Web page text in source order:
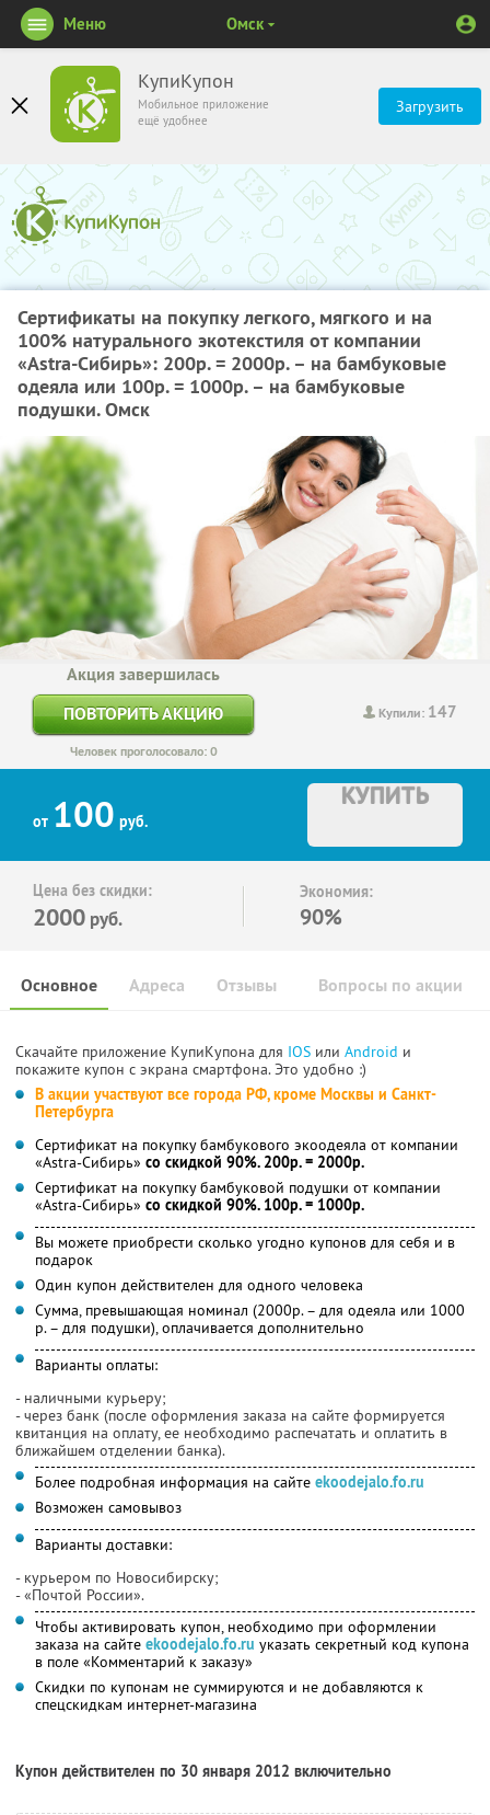
КупиКупон
Мобильное приложение
ещё удобнее
Загрузить
Меню Омск
Сертификаты на покупку легкого, мягкого и на
100% натурального экотекстиля от компании
«Astra-Cибирь»: 200р. = 2000р.– на бамбуковые
одеяла или 100р. = 1000р.– на бамбуковые
подушки. Омск
Купили: 147
Акция завершилась
ПОВТОРИТЬ АКЦИЮ
Человек проголосовало: 0
от 100 руб.
КУПИТЬ
Цена без скидки:
2000 руб.
Экономия:
90%
Основное Отзывы Вопросы по акции
Адреса
Скачайте приложение КупиКупона для IOS или Android и
покажите купон с экрана смартфона. Это удобно :)
В акции участвуют все города РФ, кроме Москвы и Санкт-
Петербурга
Сертификат на покупку бамбукового экоодеяла от компании
«Astra-Cибирь» со скидкой 90%. 200р. = 2000р.
Сертификат на покупку бамбуковой подушки от компании
«Astra-Cибирь» со скидкой 90%. 100р. = 1000р.
Вы можете приобрести сколько угодно купонов для себя и в
подарок
Один купон действителен для одного человека
Сумма, превышающая номинал (2000р. – для одеяла или 1000
р. – для подушки), оплачивается дополнительно
Варианты оплаты:
- наличными курьеру;
- через банк (после оформления заказа на сайте формируется
квитанция на оплату, ее необходимо распечатать и оплатить в
ближайшем отделении банка).
Более подробная информация на сайте ekoodejalo.fo.ru
Возможен самовывоз
Варианты доставки:
- курьером по Новосибирску;
- «Почтой России».
Чтобы активировать купон, необходимо при оформлении
заказа на сайте ekoodejalo.fo.ru указать секретный код купона
в поле «Комментарий к заказу»
Скидки по купонам не суммируются и не добавляются к
спецскидкам интернет-магазина
Купон действителен по 30 января 2012 включительно